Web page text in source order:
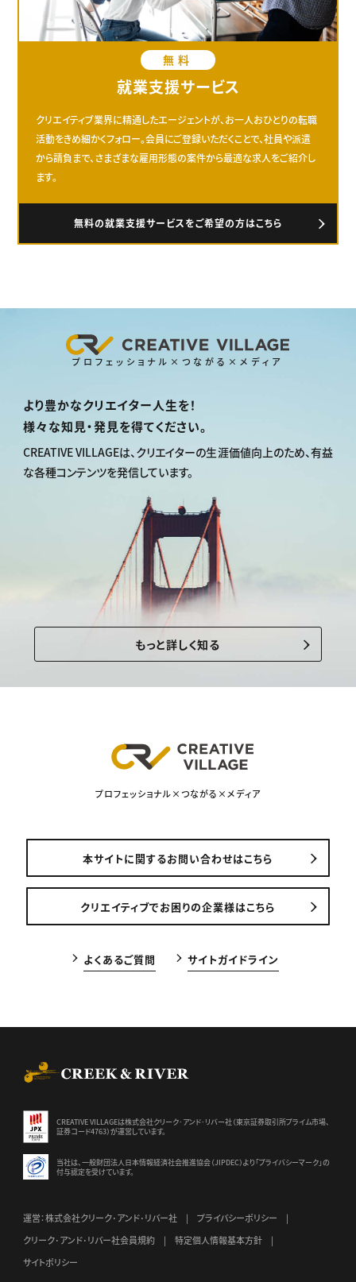
無料
就業支援サービス
クリエイティブ業界に精通したエージェントが、お一人おひとりの転職
活動をきめ細かくフォロー。会員にご登録いただくことで、社員や派遣
から請負まで、さまざまな雇用形態の案件から最適な求人をご紹介し
ます。
無料の就業支援サービスをご希望の方はこちら
プロフェッショナル×つながる×メディア
より豊かなクリエイター人生を！
様々な知見・発見を得てください。
CREATIVE VILLAGEは、クリエイターの生涯価値向上のため、有益
な各種コンテンツを発信しています。
もっと詳しく知る
プロフェッショナル×つながる×メディア
本サイトに関するお問い合わせはこちら
クリエイティブでお困りの企業様はこちら
よくあるご質問 サイトガイドライン
CREATIVE VILLAGEは株式会社クリーク･アンド･リバー社（東京証券取引所プライム市場、
証券コード4763）が運営しています。
当社は、一般財団法人日本情報経済社会推進協会（JIPDEC）より 「プライバシーマーク」の
付与認定を受けています。
運営：株式会社クリーク･アンド･リバー社
プライバシーポリシー
クリーク･アンド･リバー社会員規約
特定個人情報基本方針
サイトポリシー